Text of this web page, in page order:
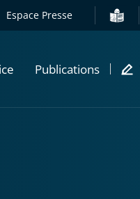
Espace Presse
Publications